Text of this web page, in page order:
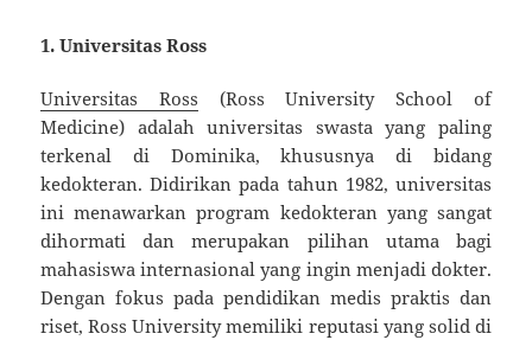
1.Universitas Ross
Universitas Ross (Ross University School of
Medicine) adalah universitas swasta yang paling
terkenal di Dominika, khususnya di bidang
kedokteran. Didirikan pada tahun 1982, universitas
ini menawarkan program kedokteran yang sangat
dihormati dan merupakan pilihan utama bagi
mahasiswa internasional yang ingin menjadi dokter.
Dengan fokus pada pendidikan medis praktis dan
riset, Ross University memiliki reputasi yang solid di